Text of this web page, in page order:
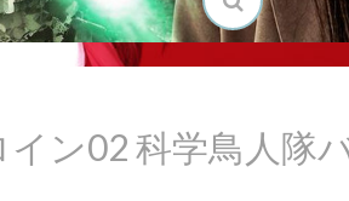
ン02 科学鳥人隊